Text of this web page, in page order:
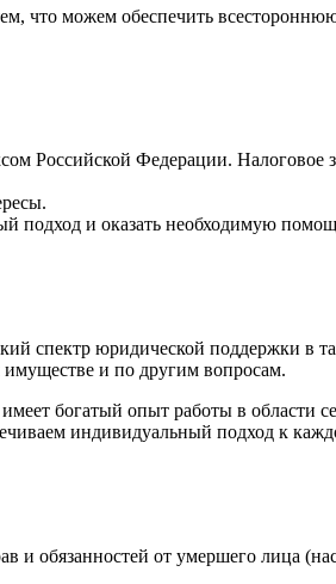
что можем обеспечить
Российской Федерации. Налоговое
и оказать необходимую
спектр юридической поддержки в
имуществе и по другим вопросам.
богатый опыт работы в области
индивидуальный подход к
и обязанностей от умершего лица